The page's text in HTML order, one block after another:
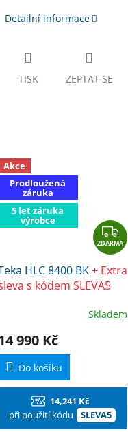
Detailní informace
TISK ZEPTAT SE
Akce
Prodloužená
záruka
5 let záruka
výrobce
Z
D
A
A
ZDARMA
HLC 8400 BK+ Extra
s kódem SLEVA5
Skladem
990 Kč
Do košíku
14,241 Kč
při použití kódu
SLEVA5